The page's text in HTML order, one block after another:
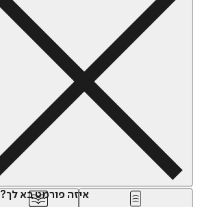
איזה פורמט בא לך?